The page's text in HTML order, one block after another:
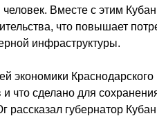
человек. Вместе с этим
что повышает
инфраструктуры.
экономики Краснодарского
что сделано для
губернатор